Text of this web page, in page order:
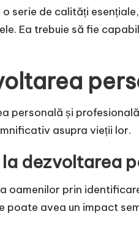
serie de calități
Ea trebuie să fie
personală și
asupra vieții lor.
dezvoltarea
prin
avea un impact